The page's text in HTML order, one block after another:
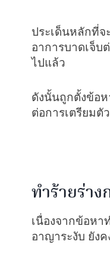
ประเด็นหลักที่จ
อาการบาดเจ็บ
ไปแล้ว
ดังนั้นถูกตั้งข้อ
ต่อการเตรียมตั
ทำร้ายร่า
เนื่องจากข้อห
อาญาระงับ ยัง